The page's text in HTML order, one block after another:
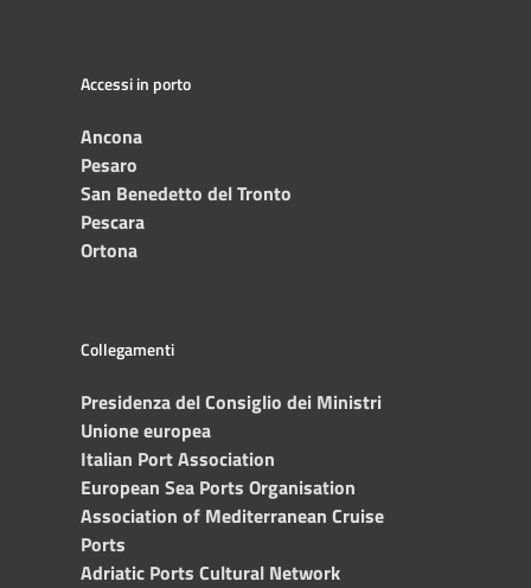
Accessi in porto
Ancona
Pesaro
San Benedetto del Tronto
Pescara
Ortona
Collegamenti
Presidenza del Consiglio dei Ministri
Unione europea
Italian Port Association
European Sea Ports Organisation
Association of Mediterranean Cruise
Ports
Adriatic Ports Cultural Network